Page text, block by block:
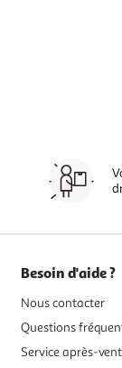
Besoin d'aide ?
Nous contacter
Questions
Service après-